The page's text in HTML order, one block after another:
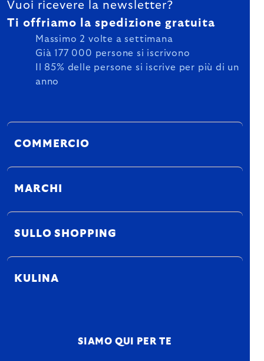
Vuoi ricevere la newsletter?
Ti offriamo la spedizione gratuita
Massimo 2 volte a settimana
Già 177 000 persone si iscrivono
Il 85% delle persone si iscrive per più di un
anno
COMMERCIO
MARCHI
SULLO SHOPPING
KULINA
SIAMO QUI PER TE